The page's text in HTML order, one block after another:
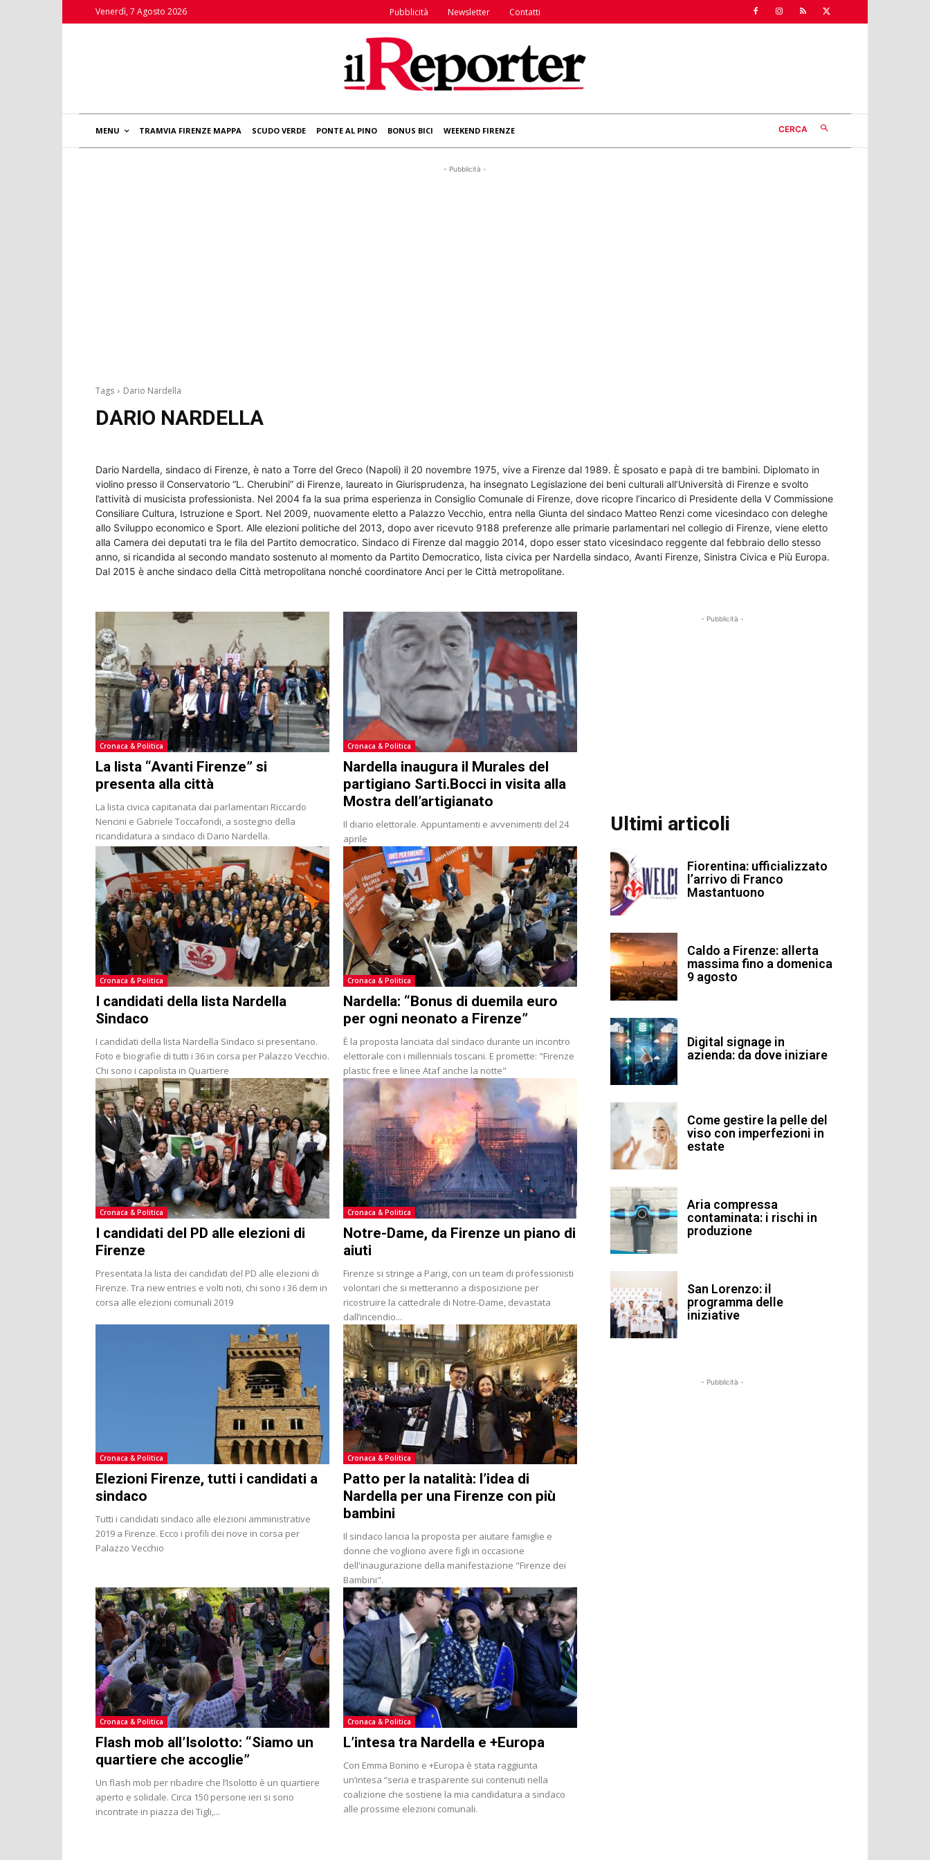
Venerdì, 7 Agosto 2026 Pubblicità Newsletter Contatti
MENU TRAMVIA FIRENZE MAPPA SCUDO VERDE PONTE AL PINO BONUS BICI WEEKEND FIRENZE CERCA
- Pubblicità -
Tags Dario Nardella
DARIO NARDELLA
Dario Nardella, sindaco di Firenze, è nato a Torre del Greco (Napoli) il 20 novembre 1975, vive a Firenze dal 1989. È sposato e papà di tre bambini. Diplomato in
violino presso il Conservatorio “L. Cherubini” di Firenze, laureato in Giurisprudenza, ha insegnato Legislazione dei beni culturali all’Università di Firenze e svolto
l’attività di musicista professionista. Nel 2004 fa la sua prima esperienza in Consiglio Comunale di Firenze, dove ricopre l’incarico di Presidente della V Commissione
Consiliare Cultura, Istruzione e Sport. Nel 2009, nuovamente eletto a Palazzo Vecchio, entra nella Giunta del sindaco Matteo Renzi come vicesindaco con deleghe
allo Sviluppo economico e Sport. Alle elezioni politiche del 2013, dopo aver ricevuto 9188 preferenze alle primarie parlamentari nel collegio di Firenze, viene eletto
alla Camera dei deputati tra le fila del Partito democratico. Sindaco di Firenze dal maggio 2014, dopo esser stato vicesindaco reggente dal febbraio dello stesso
anno, si ricandida al secondo mandato sostenuto al momento da Partito Democratico, lista civica per Nardella sindaco, Avanti Firenze, Sinistra Civica e Più Europa.
Dal 2015 è anche sindaco della Città metropolitana nonché coordinatore Anci per le Città metropolitane.
Cronaca & Politica
La lista “Avanti Firenze” si
presenta alla città
La lista civica capitanata dai parlamentari Riccardo
Nencini e Gabriele Toccafondi, a sostegno della
ricandidatura a sindaco di Dario Nardella.
Cronaca & Politica
Nardella inaugura il Murales del
partigiano Sarti.Bocci in visita alla
Mostra dell’artigianato
Il diario elettorale. Appuntamenti e avvenimenti del 24
aprile
Cronaca & Politica
I candidati della lista Nardella
Sindaco
I candidati della lista Nardella Sindaco si presentano.
Foto e biografie di tutti i 36 in corsa per Palazzo Vecchio.
Chi sono i capolista in Quartiere
Cronaca & Politica
Nardella: “Bonus di duemila euro
per ogni neonato a Firenze”
È la proposta lanciata dal sindaco durante un incontro
elettorale con i millennials toscani. E promette: "Firenze
plastic free e linee Ataf anche la notte"
Cronaca & Politica
I candidati del PD alle elezioni di
Firenze
Presentata la lista dei candidati del PD alle elezioni di
Firenze. Tra new entries e volti noti, chi sono i 36 dem in
corsa alle elezioni comunali 2019
Cronaca & Politica
Notre-Dame, da Firenze un piano di
aiuti
Firenze si stringe a Parigi, con un team di professionisti
volontari che si metteranno a disposizione per
ricostruire la cattedrale di Notre-Dame, devastata
dall’incendio...
Cronaca & Politica
Elezioni Firenze, tutti i candidati a
sindaco
Tutti i candidati sindaco alle elezioni amministrative
2019 a Firenze. Ecco i profili dei nove in corsa per
Palazzo Vecchio
Cronaca & Politica
Patto per la natalità: l’idea di
Nardella per una Firenze con più
bambini
Il sindaco lancia la proposta per aiutare famiglie e
donne che vogliono avere figli in occasione
dell'inaugurazione della manifestazione "Firenze dei
Bambini".
Cronaca & Politica
Flash mob all’Isolotto: “Siamo un
quartiere che accoglie”
Un flash mob per ribadire che l’Isolotto è un quartiere
aperto e solidale. Circa 150 persone ieri si sono
incontrate in piazza dei Tigli,...
Cronaca & Politica
L’intesa tra Nardella e +Europa
Con Emma Bonino e +Europa è stata raggiunta
un’intesa “seria e trasparente sui contenuti nella
coalizione che sostiene la mia candidatura a sindaco
alle prossime elezioni comunali.
- Pubblicità -
Ultimi articoli
Fiorentina: ufficializzato
l’arrivo di Franco
Mastantuono
Caldo a Firenze: allerta
massima fino a domenica
9 agosto
Digital signage in
azienda: da dove iniziare
Come gestire la pelle del
viso con imperfezioni in
estate
Aria compressa
contaminata: i rischi in
produzione
San Lorenzo: il
programma delle
iniziative
- Pubblicità -